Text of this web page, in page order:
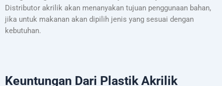
Distributor akrilik akan menanyakan tujuan penggunaan bahan,
jika untuk makanan akan dipilih jenis yang sesuai dengan
kebutuhan.
Keuntungan Dari Plastik Akrilik